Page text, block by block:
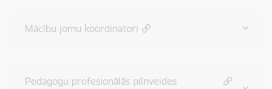
Mācību jomu koordinatori
Pedagogu profesionālās pilnveides